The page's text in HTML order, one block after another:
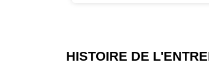
HISTOIRE DE